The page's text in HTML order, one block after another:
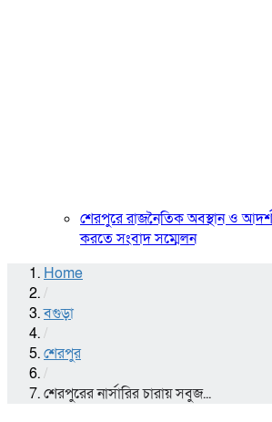
শেরপুরে রাজনৈতিক অবস্থান ও আদর্শ
করতে সংবাদ সম্মেলন
Home
/
বগুড়া
/
শেরপুর
/
শেরপুরের নার্সারির চারায় সবুজ...